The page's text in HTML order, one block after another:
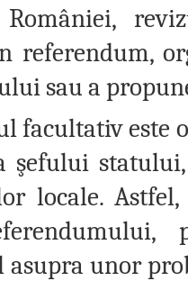
referendum,
sau a
facultativ
şefului
locale.
asupra unor